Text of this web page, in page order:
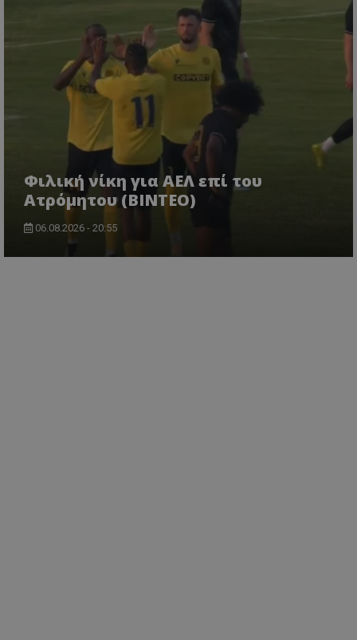
Φιλική νίκη για ΑΕΛ επί του
Ατρόμητου (BINTEO)
06.08.2026 - 20:55